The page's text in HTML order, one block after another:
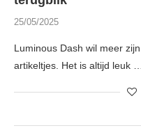
25/05/2025
Luminous Dash wil meer
artikeltjes. Het is altijd leuk …